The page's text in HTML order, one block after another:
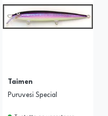
Taimen
Puruvesi Special